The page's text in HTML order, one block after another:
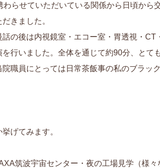
らせていただいている関係から日頃から
きました。
の後は内視鏡室・エコー室・胃透視・
行いました。全体を通じて約90分、とて
職員にとっては日常茶飯事の私のブラッ
げてみます。
筑波宇宙センター・夜の工場見学（様